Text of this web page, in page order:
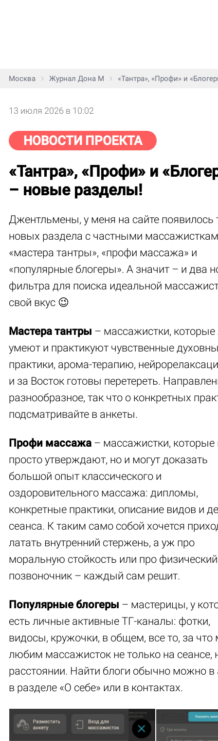
Москва Журнал Дона М «Тантра», «Профи» и
13 июля 2026 в 10:02
НОВОСТИ ПРОЕКТА
«Тантра», «Профи» и
– новые разделы!
Джентльмены, у меня на сайте появилось
новых раздела с частными
«мастера тантры», «профи массажа» и
«популярные блогеры». А значит – и два
фильтра для поиска идеальной
свой вкус 😉
Мастера тантры – массажистки,
умеют и практикуют чувственные
практики, арома-терапию,
и за Восток готовы перетереть.
разнообразное, так что о конкретных
подсматривайте в анкеты.
Профи массажа – массажистки, которые
просто утверждают, но и могут доказать
большой опыт классического и
оздоровительного массажа: дипломы,
конкретные практики, описание видов и
сеанса. К таким само собой хочется
латать внутренний стержень, а уж про
моральную стойкость или про физический
позвоночник – каждый сам решит.
Популярные блогеры – мастерицы, у
есть личные активные ТГ-каналы: фотки,
видосы, кружочки, в общем, все то, за
любим массажисток не только на сеансе,
расстоянии. Найти блоги обычно можно в
в разделе «О себе» или в контактах.